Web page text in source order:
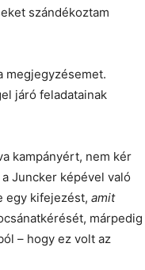
szándékoztam
megjegyzésemet.
járó feladatainak
kampányért, nem kér
Juncker képével való
egy kifejezést, amit
márpedig
– hogy ez volt az